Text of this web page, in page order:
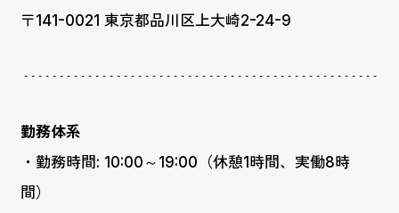
〒141-0021 東京都品川区上大崎2-24-9
勤務体系
・勤務時間: 10:00～19:00（休憩1時間、実働8時
間）